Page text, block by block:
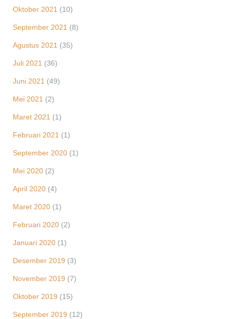
Oktober 2021 (10)
September 2021 (8)
Agustus 2021 (35)
Juli 2021 (36)
Juni 2021 (49)
Mei 2021 (2)
Maret 2021 (1)
Februari 2021 (1)
September 2020 (1)
Mei 2020 (2)
April 2020 (4)
Maret 2020 (1)
Februari 2020 (2)
Januari 2020 (1)
Desember 2019 (3)
November 2019 (7)
Oktober 2019 (15)
September 2019 (12)